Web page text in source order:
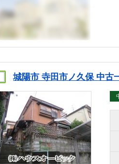
城陽市 寺田市ノ久保 中古